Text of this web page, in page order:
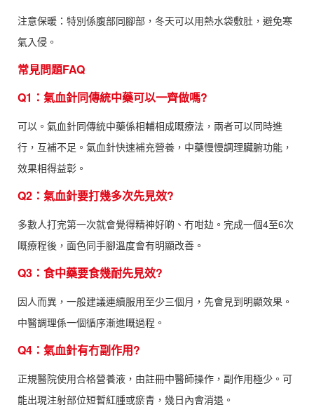
注意保暖：特別係腹部同腳部，冬天可以用熱水袋敷肚，避免寒
氣入侵。
常見問題FAQ
Q1：氣血針同傳統中藥可以一齊做嗎?
可以。氣血針同傳統中藥係相輔相成嘅療法，兩者可以同時進
行，互補不足。氣血針快速補充營養，中藥慢慢調理臟腑功能，
效果相得益彰。
Q2：氣血針要打幾多次先見效?
多數人打完第一次就會覺得精神好啲、冇咁攰。完成一個4至6次
嘅療程後，面色同手腳溫度會有明顯改善。
Q3：食中藥要食幾耐先見效?
因人而異，一般建議連續服用至少三個月，先會見到明顯效果。
中醫調理係一個循序漸進嘅過程。
Q4：氣血針有冇副作用?
正規醫院使用合格營養液，由註冊中醫師操作，副作用極少。可
能出現注射部位短暫紅腫或瘀青，幾日內會消退。